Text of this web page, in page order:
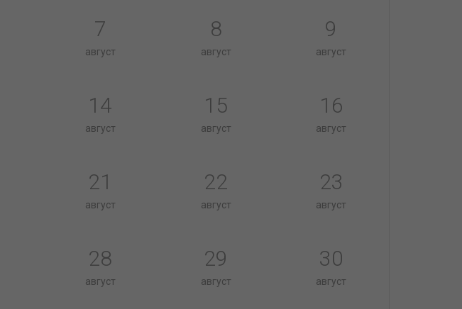
7
август
8
август
9
август
14
август
15
август
16
август
21
август
22
август
23
август
28
август
29
август
30
август